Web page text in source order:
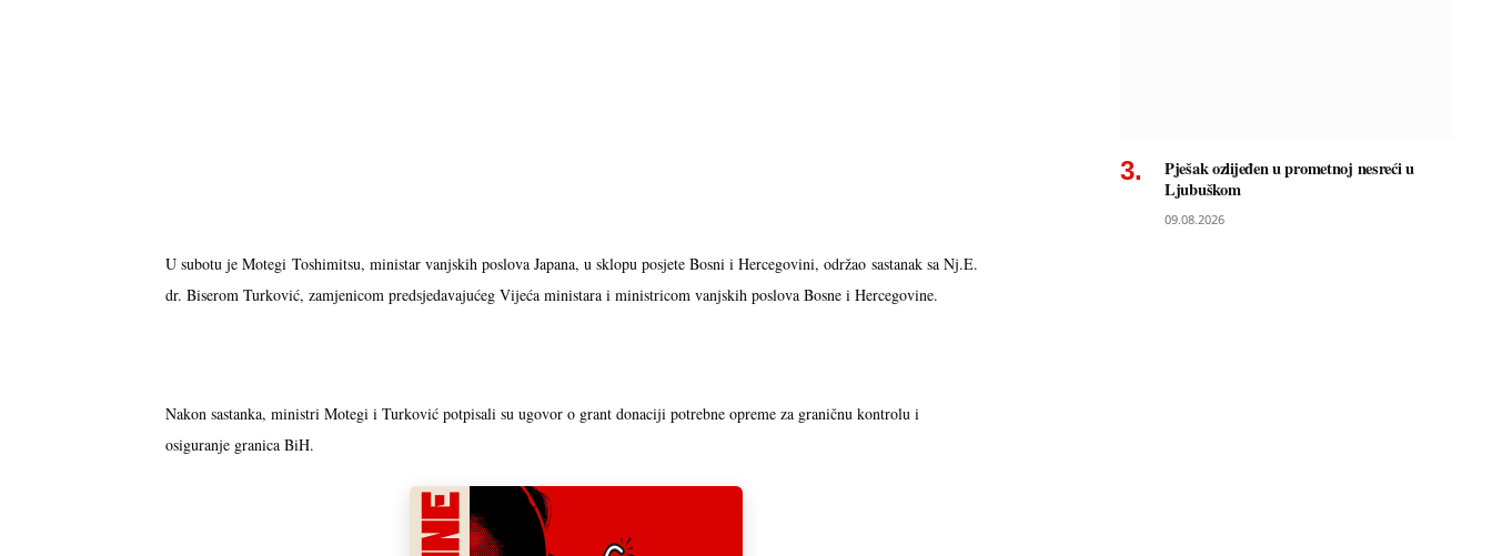
U subotu je Motegi Toshimitsu, ministar vanjskih poslova Japana, u sklopu posjete Bosni i Hercegovini, održao sastanak sa Nj.E.
dr. Biserom Turković, zamjenicom predsjedavajućeg Vijeća ministara i ministricom vanjskih poslova Bosne i Hercegovine.
Nakon sastanka, ministri Motegi i Turković potpisali su ugovor o grant donaciji potrebne opreme za graničnu kontrolu i
osiguranje granica BiH.
Pješak ozlijeđen u prometnoj nesreći u
Ljubuškom
09.08.2026